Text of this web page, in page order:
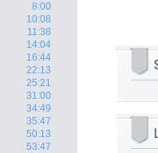
8:00
10:08
11:38
14:04
16:44
22:13
25:21
31:00
34:49
35:47
50:13
53:47